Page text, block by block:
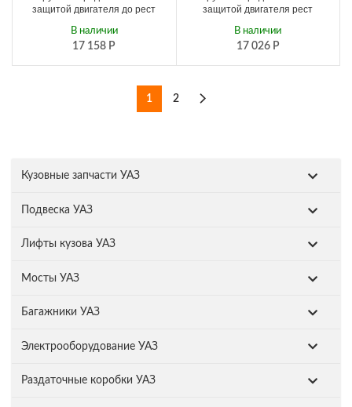
Кузовные запчасти УАЗ
Подвеска УАЗ
Лифты кузова УАЗ
Мосты УАЗ
Багажники УАЗ
Электрооборудование УАЗ
Раздаточные коробки УАЗ
защитой двигателя до рест
17 158 Р
В наличии
защитой двигателя рест
17 026 Р
В наличии
1 2